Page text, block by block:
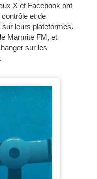
X et Facebook ont
et de
leurs plateformes.
Marmite FM, et
sur les